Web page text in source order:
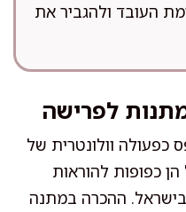
העובד ולהגביר את
לפרישה
כפעולה וולונטרית של
כפופות להוראות
בישראל. ההכרה במתנה